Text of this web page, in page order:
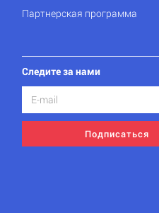
Партнерская программа
Следите за нами
Подписаться